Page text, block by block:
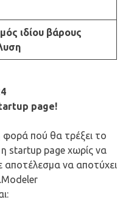
ιδίου βάρους
page!
πού θα τρέξει το
η startup page χωρίς να
να αποτύχει